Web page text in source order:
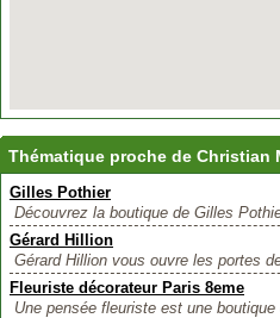
Thématique proche de Christian
Gilles Pothier
Découvrez la boutique de Gilles
Gérard Hillion
Gérard Hillion vous ouvre les portes
Fleuriste décorateur Paris 8eme
Une pensée fleuriste est une